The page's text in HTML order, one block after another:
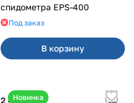
спидометра EPS-400
Под заказ
В корзину
Новинка
2 450 ₽